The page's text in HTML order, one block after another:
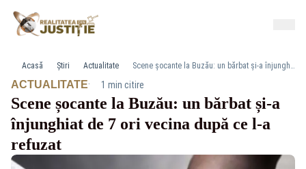
Acasă Știri Actualitate Scene șocante la Buzău: un bărbat și-a înjunghiat de 7 ori vecina după ce l-a refuzat
ACTUALITATE· 1 min citire
Scene șocante la Buzău: un bărbat și-a
înjunghiat de 7 ori vecina după ce l-a
refuzat